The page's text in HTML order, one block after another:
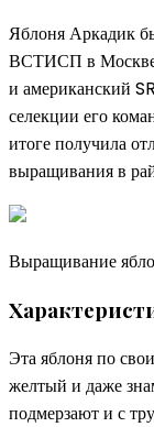
Яблоня Аркадик
ВСТИСП в Москве.
и американский
селекции его
итоге получила
выращивания в
Выращивание
Эта яблоня по
желтый и даже
подмерзают и с